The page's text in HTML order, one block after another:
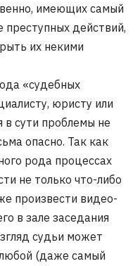
имеющих самый
действий,
их некими
«судебных
юристу или
сути проблемы не
опасно. Так как
рода процессах
не только что-либо
произвести видео-
в зале заседания
судьи может
(даже самый